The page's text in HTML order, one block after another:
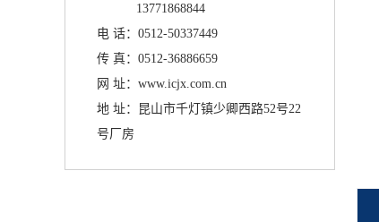
13771868844
电 话：0512-50337449
传 真： 0512-36886659
网 址：www.icjx.com.cn
地 址：昆山市千灯镇少卿西路52号22
号厂房